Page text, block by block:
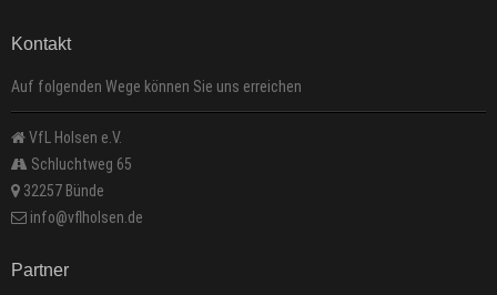
Kontakt
Auf folgenden Wege können Sie uns erreichen
VfL Holsen e.V.
Schluchtweg 65
32257 Bünde
info@vflholsen.de
Partner